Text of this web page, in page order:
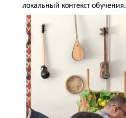
локальный контекст обучения.